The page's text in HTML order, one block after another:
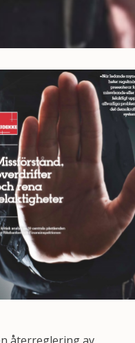
återreglering av